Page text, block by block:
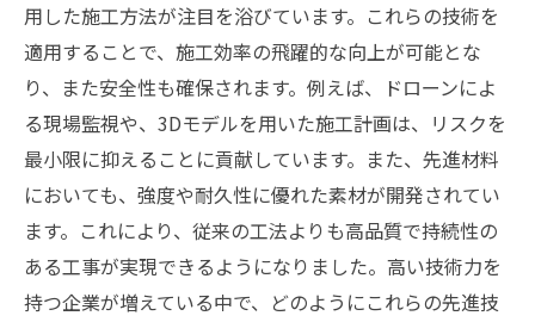
用した施工方法が注目を浴びています。これらの技術を
適用することで、施工効率の飛躍的な向上が可能とな
り、また安全性も確保されます。例えば、ドローンによ
る現場監視や、3Dモデルを用いた施工計画は、リスクを
最小限に抑えることに貢献しています。また、先進材料
においても、強度や耐久性に優れた素材が開発されてい
ます。これにより、従来の工法よりも高品質で持続性の
ある工事が実現できるようになりました。高い技術力を
持つ企業が増えている中で、どのようにこれらの先進技